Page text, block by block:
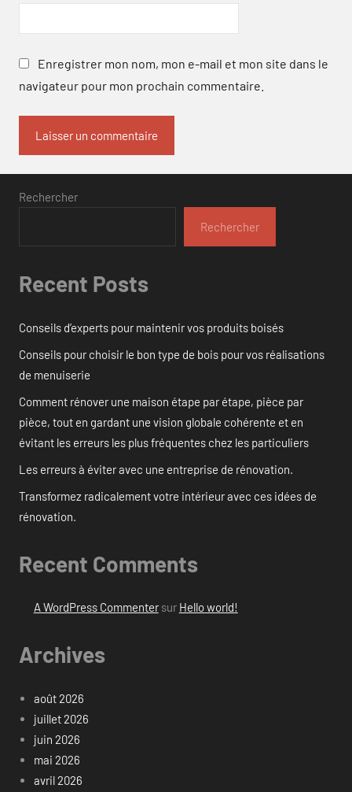
Enregistrer mon nom, mon e-mail et mon site dans le
navigateur pour mon prochain commentaire.
Rechercher
Rechercher
Recent Posts
Conseils d’experts pour maintenir vos produits boisés
Conseils pour choisir le bon type de bois pour vos réalisations
de menuiserie
Comment rénover une maison étape par étape, pièce par
pièce, tout en gardant une vision globale cohérente et en
évitant les erreurs les plus fréquentes chez les particuliers
Les erreurs à éviter avec une entreprise de rénovation.
Transformez radicalement votre intérieur avec ces idées de
rénovation.
Recent Comments
A WordPress Commentersur Hello world!
Archives
août 2026
juillet 2026
juin 2026
mai 2026
avril 2026